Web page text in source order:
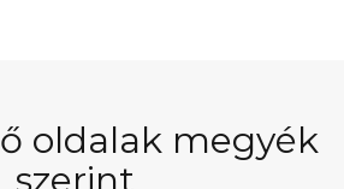
oldalak megyék